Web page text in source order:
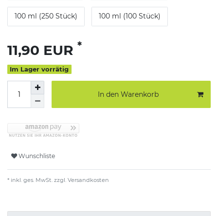
100 ml (250 Stück) 100 ml (100 Stück)
11,90 EUR *
Im Lager vorrätig
In den Warenkorb
Wunschliste
* inkl. ges. MwSt. zzgl. Versandkosten